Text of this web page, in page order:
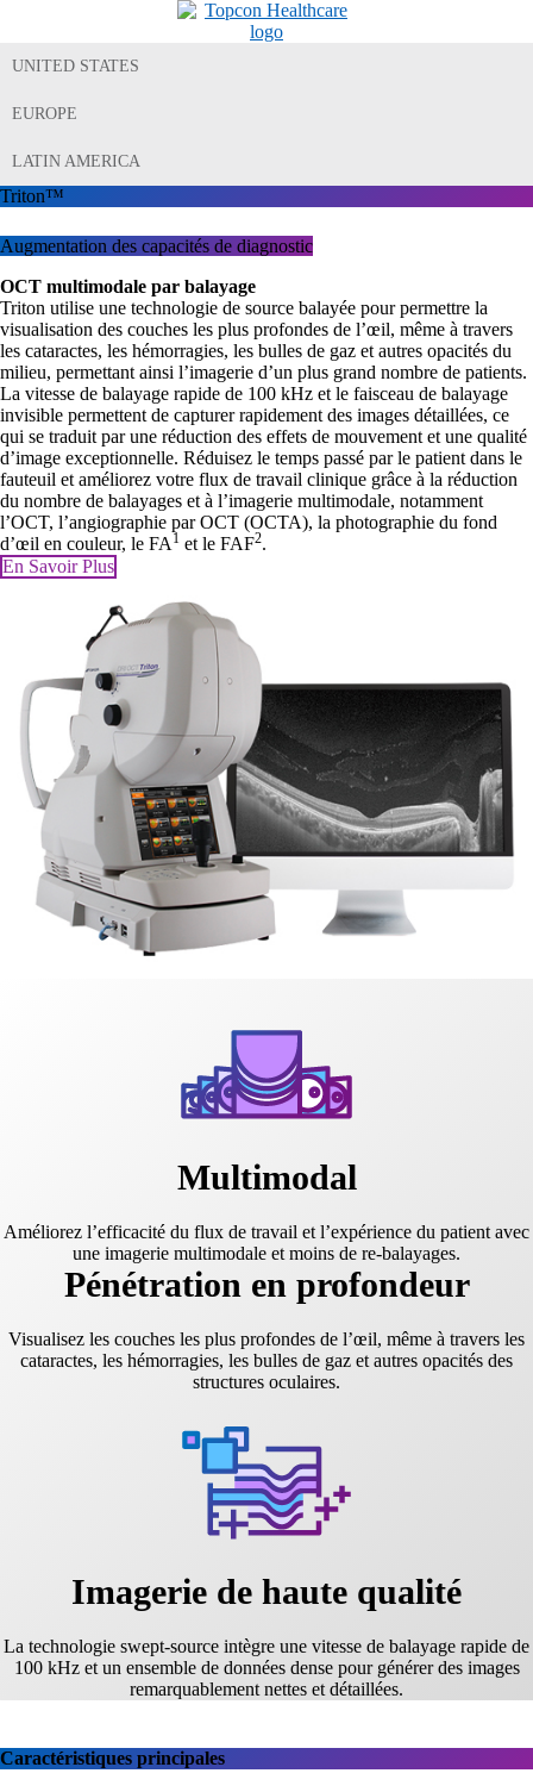
UNITED STATES
EUROPE
LATIN AMERICA
Triton™
Augmentation des capacités de diagnostic
OCT multimodale par balayage
Triton utilise une technologie de source balayée pour permettre la
visualisation des couches les plus profondes de l’œil, même à travers
les cataractes, les hémorragies, les bulles de gaz et autres opacités du
milieu, permettant ainsi l’imagerie d’un plus grand nombre de patients.
La vitesse de balayage rapide de 100 kHz et le faisceau de balayage
invisible permettent de capturer rapidement des images détaillées, ce
qui se traduit par une réduction des effets de mouvement et une qualité
d’image exceptionnelle. Réduisez le temps passé par le patient dans le
fauteuil et améliorez votre flux de travail clinique grâce à la réduction
du nombre de balayages et à l’imagerie multimodale, notamment
l’OCT, l’angiographie par OCT (OCTA), la photographie du fond
d’œil en couleur, le FA1 et le FAF2.
En Savoir Plus
Multimodal
Améliorez l’efficacité du flux de travail et l’expérience du patient avec
une imagerie multimodale et moins de re-balayages.
Pénétration en profondeur
Visualisez les couches les plus profondes de l’œil, même à travers les
cataractes, les hémorragies, les bulles de gaz et autres opacités des
structures oculaires.
Imagerie de haute qualité
La technologie swept-source intègre une vitesse de balayage rapide de
100 kHz et un ensemble de données dense pour générer des images
remarquablement nettes et détaillées.
Caractéristiques principales